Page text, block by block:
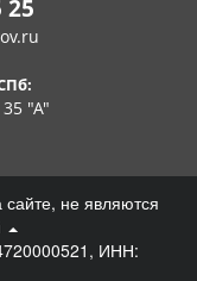
25
"А"
не являются
ИНН: